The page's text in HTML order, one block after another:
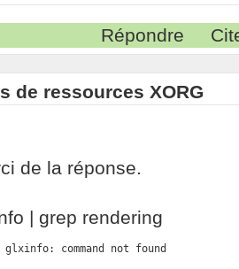
Répondre
de ressources XORG
de la réponse.
| grep rendering
glxinfo: command not found